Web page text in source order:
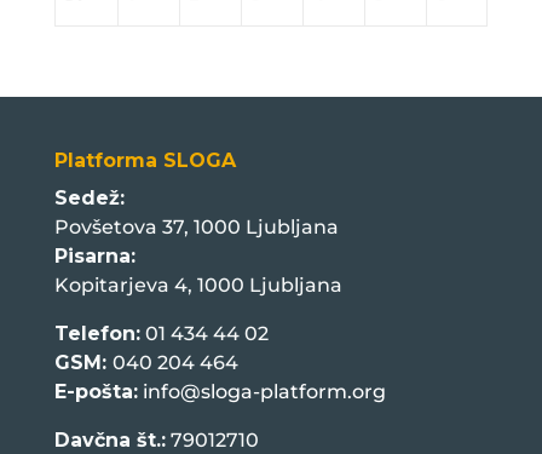
Platforma SLOGA
Sedež:
Povšetova 37, 1000 Ljubljana
Pisarna:
Kopitarjeva 4, 1000 Ljubljana
Telefon:01 434 44 02
GSM: 040 204 464
E-pošta: info@sloga-platform.org
Davčna št.:79012710